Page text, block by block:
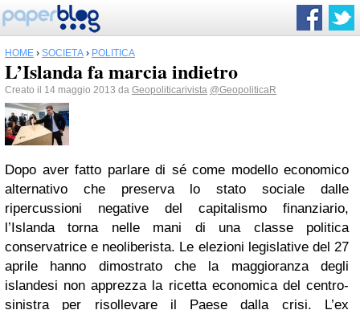
HOME › SOCIETÀ › POLITICA
L’Islanda fa marcia indietro
Creato il 14 maggio 2013 da Geopoliticarivista @GeopoliticaR
Dopo aver fatto parlare di sé come modello economico
alternativo che preserva lo stato sociale dalle
ripercussioni negative del capitalismo finanziario,
l’Islanda torna nelle mani di una classe politica
conservatrice e neoliberista. Le elezioni legislative del 27
aprile hanno dimostrato che la maggioranza degli
islandesi non apprezza la ricetta economica del centro-
sinistra per risollevare il Paese dalla crisi. L’ex